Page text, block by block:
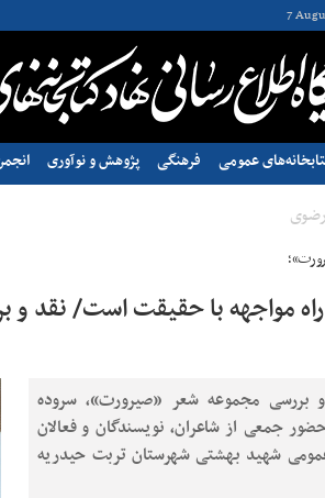
7
عمومی فرهنگی پژوهش و نوآوری
مواجهه با حقیقت است/ نقد
و بررسی مجموعه‌ شعر «صیرورت»، سروده
جمعی از شاعران، نویسندگان و فعالان
شهید بهشتی شهرستان تربت حیدریه